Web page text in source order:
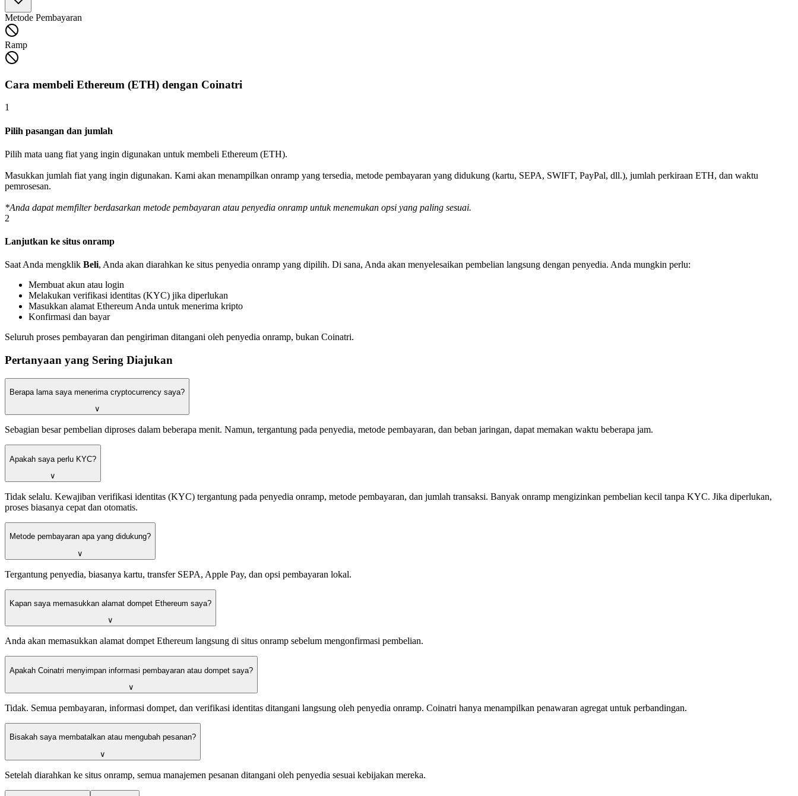
Metode Pembayaran
Ramp
Cara membeli Ethereum (ETH) dengan Coinatri
1
Pilih pasangan dan jumlah
Pilih mata uang fiat yang ingin digunakan untuk membeli Ethereum (ETH).
Masukkan jumlah fiat yang ingin digunakan. Kami akan menampilkan onramp yang tersedia, metode pembayaran yang didukung (kartu, SEPA, SWIFT, PayPal, dll.), jumlah perkiraan ETH, dan waktu
pemrosesan.
*Anda dapat memfilter berdasarkan metode pembayaran atau penyedia onramp untuk menemukan opsi yang paling sesuai.
2
Lanjutkan ke situs onramp
Saat Anda mengklik Beli, Anda akan diarahkan ke situs penyedia onramp yang dipilih. Di sana, Anda akan menyelesaikan pembelian langsung dengan penyedia. Anda mungkin perlu:
Membuat akun atau login
Melakukan verifikasi identitas (KYC) jika diperlukan
Masukkan alamat Ethereum Anda untuk menerima kripto
Konfirmasi dan bayar
Seluruh proses pembayaran dan pengiriman ditangani oleh penyedia onramp, bukan Coinatri.
Pertanyaan yang Sering Diajukan
Berapa lama saya menerima cryptocurrency saya?
∨
Sebagian besar pembelian diproses dalam beberapa menit. Namun, tergantung pada penyedia, metode pembayaran, dan beban jaringan, dapat memakan waktu beberapa jam.
Apakah saya perlu KYC?
∨
Tidak selalu. Kewajiban verifikasi identitas (KYC) tergantung pada penyedia onramp, metode pembayaran, dan jumlah transaksi. Banyak onramp mengizinkan pembelian kecil tanpa KYC. Jika diperlukan,
proses biasanya cepat dan otomatis.
Metode pembayaran apa yang didukung?
∨
Tergantung penyedia, biasanya kartu, transfer SEPA, Apple Pay, dan opsi pembayaran lokal.
Kapan saya memasukkan alamat dompet Ethereum saya?
∨
Anda akan memasukkan alamat dompet Ethereum langsung di situs onramp sebelum mengonfirmasi pembelian.
Apakah Coinatri menyimpan informasi pembayaran atau dompet saya?
∨
Tidak. Semua pembayaran, informasi dompet, dan verifikasi identitas ditangani langsung oleh penyedia onramp. Coinatri hanya menampilkan penawaran agregat untuk perbandingan.
Bisakah saya membatalkan atau mengubah pesanan?
∨
Setelah diarahkan ke situs onramp, semua manajemen pesanan ditangani oleh penyedia sesuai kebijakan mereka.